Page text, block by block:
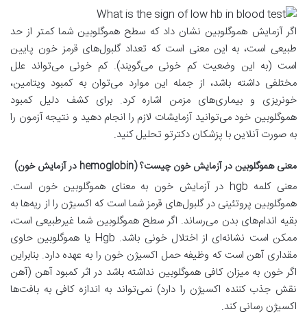
اگر آزمایش هموگلوبین نشان داد که سطح هموگلوبین شما کمتر از حد
طبیعی است، به این معنی است که تعداد گلبول‌های قرمز خون پایین
است (به این وضعیت کم خونی می‌گویند). کم خونی می‌تواند علل
مختلفی داشته باشد، از جمله این موارد می‌توان به کمبود ویتامین،
خونریزی و بیماری‌های مزمن اشاره کرد. برای کشف دلیل کمبود
هموگلوبین خود می‌توانید آزمایشات لازم را انجام دهید و نتیجه آزمون را
به صورت آنلاین با پزشکان دکترتو تحلیل کنید.
معنی هموگلوبین در آزمایش خون چیست؟ (hemoglobin در آزمایش خون)
معنی کلمه hgb در آزمایش خون به معنای هموگلوبین خون است.
هموگلوبین پروتئینی در گلبول‌های قرمز شما است که اکسیژن را از ریه‌ها به
بقیه اندام‌های بدن می‌رساند. اگر سطح هموگلوبین شما غیرطبیعی است،
ممکن است نشانه‌ای از اختلال خونی باشد. Hgb یا هموگلوبین حاوی
مقداری آهن است که وظیفه حمل اکسیژن خون را به عهده دارد. بنابراین
اگر خون به میزان کافی هموگلوبین نداشته باشد در اثر کمبود آهن (آهن
نقش جذب کننده اکسیژن را دارد) نمی‌تواند به اندازه کافی به بافت‌ها
اکسیژن رسانی کند.